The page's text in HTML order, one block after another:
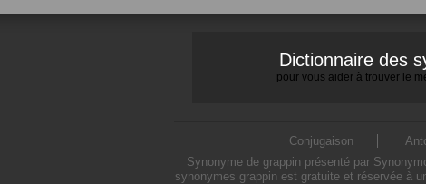
Dictionnaire des
pour vous aider à trouver le
Conjugaison
Synonyme de grappin présenté par
synonymes grappin est gratuite et réservée à